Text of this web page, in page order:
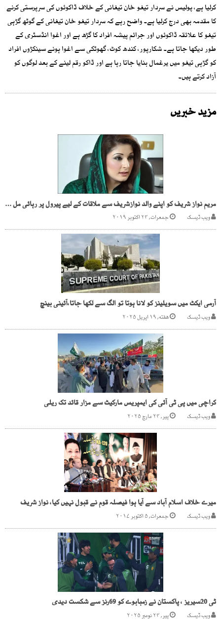
کرلیا ہے، پولیس نے سردار تیغو خان تیغانی کے خلاف ڈاکوئوں کی سرپرستی کرنے
کا مقدمہ بھی درج کرلیا ہے۔ واضح رہے کہ سردار تیغو خان تیغانی کے گوٹھ گڑہی
تیغو کا علائقہ ڈاکوئوں اور جرائم پیشہ افراد کا گڑھ ہے اور اغوا انڈسٹری کے
طور دیکھا جاتا ہے۔ شکارپور، کندھ کوٹ، گھوٹکی سے اغوا ہونے سینکڑوں افراد
کو گڑہی تیغو میں یرغمال بنایا جاتا رہا ہے اور ڈاکو رقم لینے کے بعد لوگوں کو
آزاد کرتے ہیں۔
مزید خبریں
مریم نواز شریف کو اپنے والد نوازشریف سے ملاقات کے لیے پیرول پر رہائی مل گئی
ویب ڈیسک جمعرات, ۲۴ اکتوبر ۲۰۱۹
آرمی ایکٹ میں سویلینز کو لانا ہوتا تو الگ سے لکھا جاتا،آئینی بینچ
ویب ڈیسک هفته, ۱۹ اپریل ۲۰۲۵
کراچی میں پی ٹی آئی کی ایمپریس مارکیٹ سے مزار قائد تک ریلی
ویب ڈیسک پیر, ۲۴ مارچ ۲۰۲۵
میرے خلاف اسلام آباد سے آیا ہوا فیصلہ قوم نے قبول نہیں کیا، نواز شریف
ویب ڈیسک جمعرات, ۵ اکتوبر ۲۰۱۷
ٹی 20سیریز ، پاکستان نے زمبابوے کو 69رنز سے شکست دیدی
ویب ڈیسک پیر, ۲۴ نومبر ۲۰۲۵